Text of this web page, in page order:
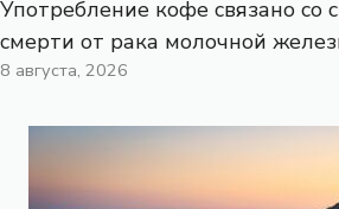
Употребление кофе связано со
смерти от рака молочной
8 августа, 2026